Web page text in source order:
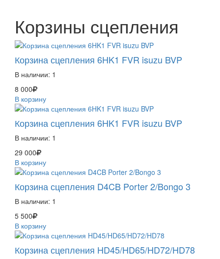
Корзины сцепления
Корзина сцепления 6HK1 FVR isuzu BVP
В наличии: 1
8 000
В корзину
Корзина сцепления 6HK1 FVR isuzu BVP
В наличии: 1
29 000
В корзину
Корзина сцепления D4CB Porter 2/Bongo 3
В наличии: 1
5 500
В корзину
Корзина сцепления HD45/HD65/HD72/HD78